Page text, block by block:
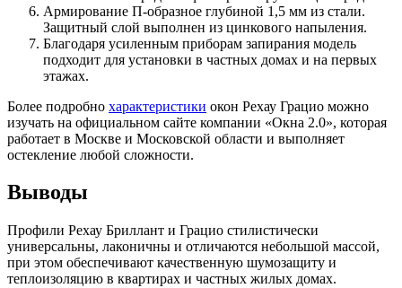
Армирование П-образное глубиной 1,5 мм из стали.
Защитный слой выполнен из цинкового напыления.
Благодаря усиленным приборам запирания модель
подходит для установки в частных домах и на первых
этажах.
Более подробно характеристики окон Рехау Грацио можно
изучать на официальном сайте компании «Окна 2.0», которая
работает в Москве и Московской области и выполняет
остекление любой сложности.
Выводы
Профили Рехау Бриллант и Грацио стилистически
универсальны, лаконичны и отличаются небольшой массой,
при этом обеспечивают качественную шумозащиту и
теплоизоляцию в квартирах и частных жилых домах.